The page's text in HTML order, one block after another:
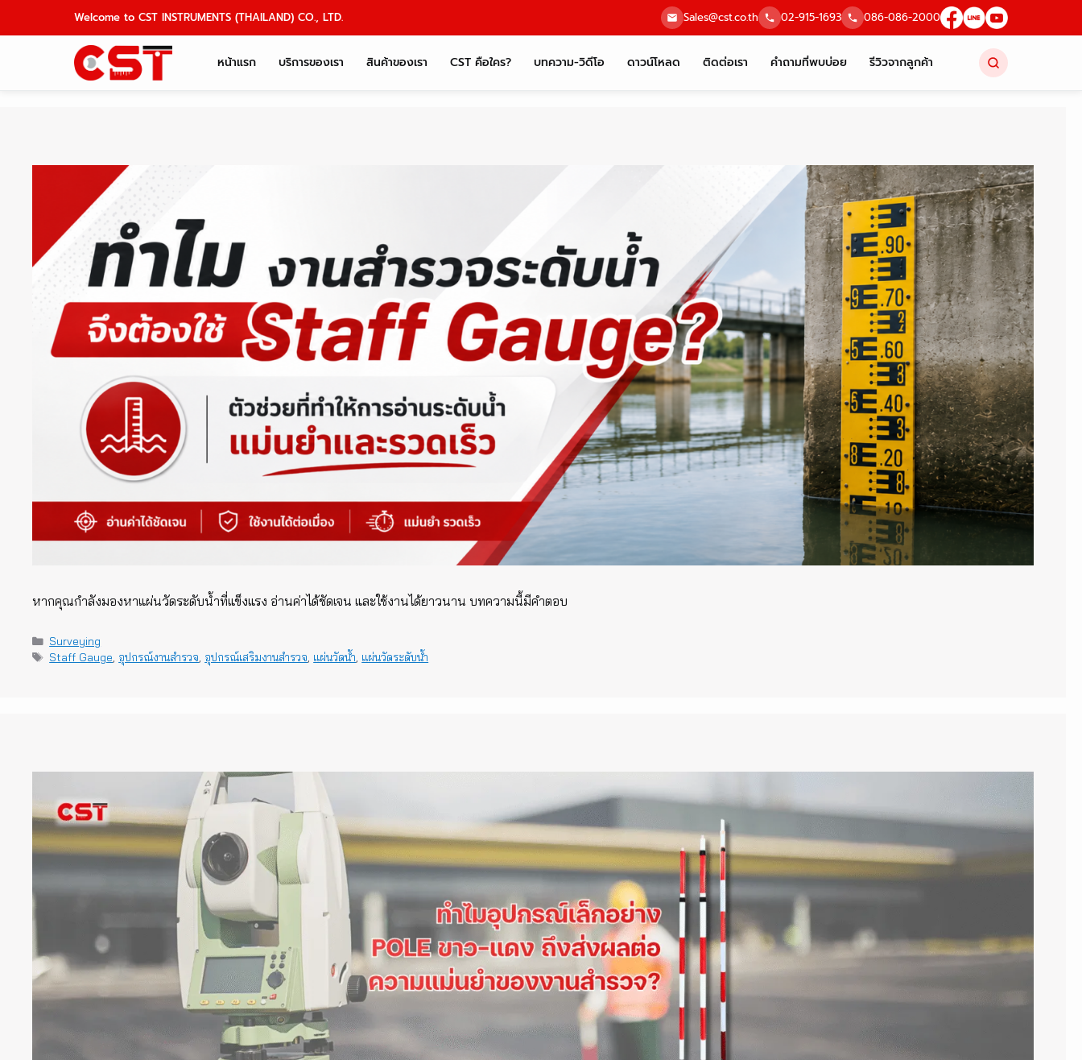
Welcome to CST INSTRUMENTS (THAILAND) CO., LTD. Sales@cst.co.th 02-915-1693 086-086-2000
หน้าแรก บริการของเรา สินค้าของเรา CST คือใคร? บทความ-วิดีโอ ดาวน์โหลด ติดต่อเรา คำถามที่พบบ่อย รีวิวจากลูกค้า
หากคุณกำลังมองหาแผ่นวัดระดับน้ำที่แข็งแรง อ่านค่าได้ชัดเจน และใช้งานได้ยาวนาน บทความนี้มีคำตอบ
Categories
Surveying
Tags
Staff Gauge, อุปกรณ์งานสำรวจ, อุปกรณ์เสริมงานสำรวจ, แผ่นวัดน้ำ, แผ่นวัดระดับน้ำ